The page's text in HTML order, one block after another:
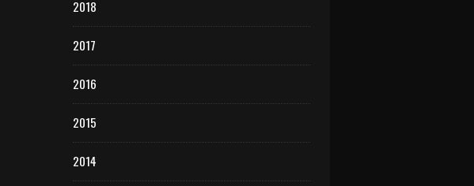
2018
2017
2016
2015
2014